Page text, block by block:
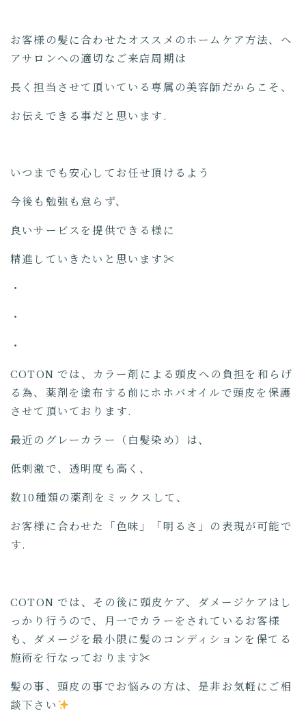
お客様の髪に合わせたオススメのホームケア方法、ヘ
アサロンへの適切なご来店周期は
長く担当させて頂いている専属の美容師だからこそ、
お伝えできる事だと思います.
いつまでも安心してお任せ頂けるよう
今後も勉強も怠らず、
良いサービスを提供できる様に
精進していきたいと思います✂︎
・
・
・
COTON では、カラー剤による頭皮への負担を和らげ
る為、薬剤を塗布する前にホホバオイルで頭皮を保護
させて頂いております.
最近のグレーカラー（白髪染め）は、
低刺激で、透明度も高く、
数10種類の薬剤をミックスして、
お客様に合わせた「色味」「明るさ」の表現が可能で
す.
COTON では、その後に頭皮ケア、ダメージケアはし
っかり行うので、月一でカラーをされているお客様
も、ダメージを最小限に髪のコンディションを保てる
施術を行なっております✂︎
髪の事、頭皮の事でお悩みの方は、是非お気軽にご相
談下さい